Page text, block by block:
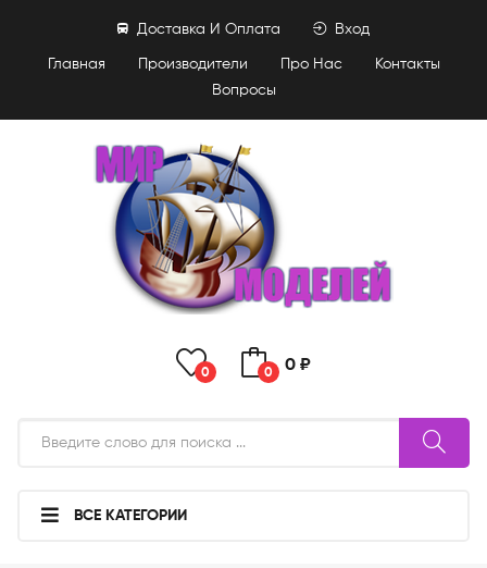
Главная Производители Про Нас
Контакты
Вопросы
Доставка И Оплата Вход
0 0 0 ₽
ВСЕ КАТЕГОРИИ